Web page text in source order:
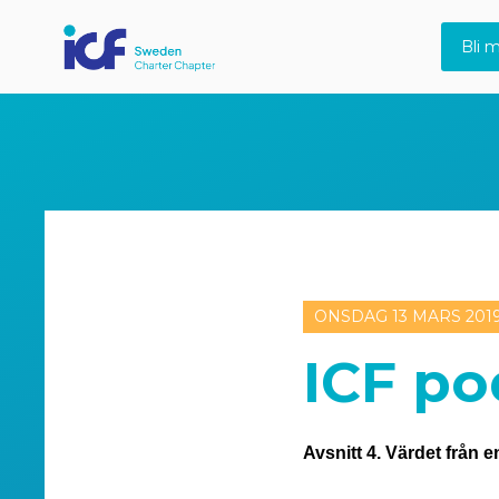
Bli
ONSDAG 13 MARS
ICF
Avsnitt 4. Värdet från